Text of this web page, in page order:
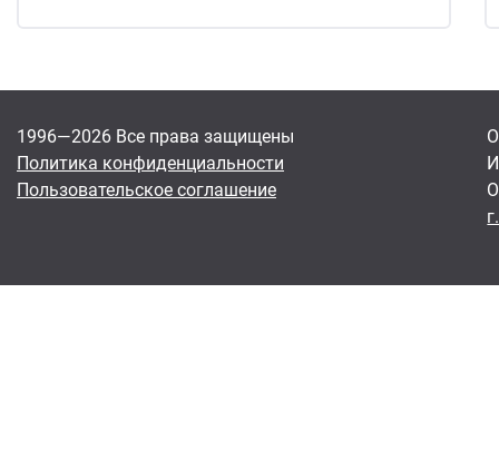
1996—2026 Все права защищены
Политика конфиденциальности
Пользовательское соглашение